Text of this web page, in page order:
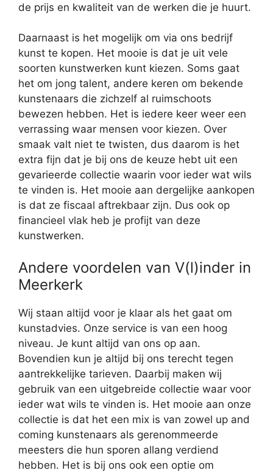
de prijs en kwaliteit van de werken die je huurt.
Daarnaast is het mogelijk om via ons bedrijf
kunst te kopen. Het mooie is dat je uit vele
soorten kunstwerken kunt kiezen. Soms gaat
het om jong talent, andere keren om bekende
kunstenaars die zichzelf al ruimschoots
bewezen hebben. Het is iedere keer weer een
verrassing waar mensen voor kiezen. Over
smaak valt niet te twisten, dus daarom is het
extra fijn dat je bij ons de keuze hebt uit een
gevarieerde collectie waarin voor ieder wat wils
te vinden is. Het mooie aan dergelijke aankopen
is dat ze fiscaal aftrekbaar zijn. Dus ook op
financieel vlak heb je profijt van deze
kunstwerken.
Andere voordelen van V(l)inder in
Meerkerk
Wij staan altijd voor je klaar als het gaat om
kunstadvies. Onze service is van een hoog
niveau. Je kunt altijd van ons op aan.
Bovendien kun je altijd bij ons terecht tegen
aantrekkelijke tarieven. Daarbij maken wij
gebruik van een uitgebreide collectie waar voor
ieder wat wils te vinden is. Het mooie aan onze
collectie is dat het een mix is van zowel up and
coming kunstenaars als gerenommeerde
meesters die hun sporen allang verdiend
hebben. Het is bij ons ook een optie om